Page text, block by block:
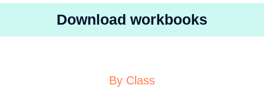
Download workbooks
By Class